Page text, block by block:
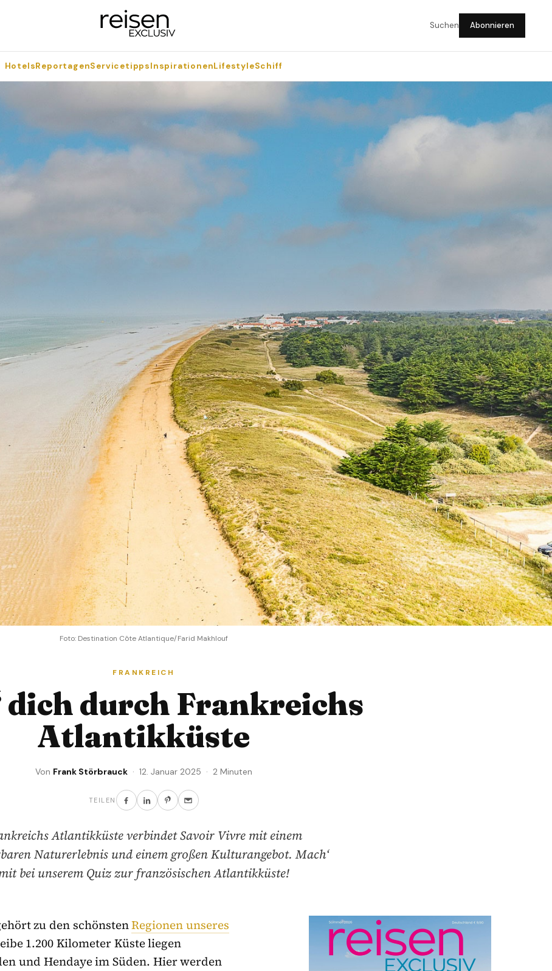
Suchen Abonnieren
HotelsReportagenServicetippsInspirationenLifestyleSchiff
Foto: Destination Côte Atlantique/Farid Makhlouf
FRANKREICH
dich durch Frankreichs
Atlantikküste
Von Frank Störbrauck· 12. Januar 2025 · 2 Minuten
TEILEN
Atlantikküste verbindet Savoir Vivre mit einem
Naturerlebnis und einem großen Kulturangebot. Mach‘
bei unserem Quiz zur französischen Atlantikküste!
zu den schönstenRegionen unseres
1.200 Kilometer Küste liegen
und Hendaye im Süden. Hier werden